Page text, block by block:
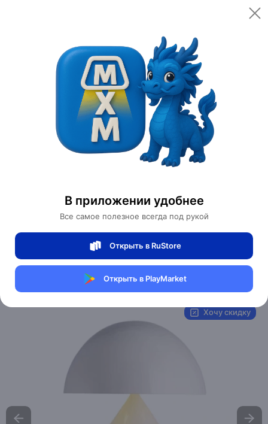
В приложении удобнее
Все самое полезное всегда под рукой
Открыть в RuStore
Открыть в PlayMarket
Открыть
Категории
Настольные лампы
Настольная лампа ROBIN 52*35, белый, металл.
Магазин Table lamps
MAI_HE_MAI_ROBIN
Хочу скидку